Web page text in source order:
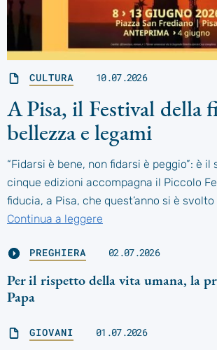
CULTURA 10.07.2026
A Pisa, il Festival della
bellezza e legami
“Fidarsi è bene, non fidarsi è peggio”: è
cinque edizioni accompagna il Piccolo
fiducia, a Pisa, che quest’anno si è svolto
Continua a leggere
PREGHIERA 02.07.2026
Per il rispetto della vita umana, la
Papa
GIOVANI 01.07.2026